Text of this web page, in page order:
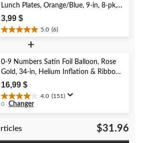
évaluations
Lunch Plates, Orange/Blue, 9-in, 8-pk,
for Birthday Party
3,99 $
5.0 (6)
5.0
5.
6
évaluations
+
0-9 Numbers Satin Foil Balloon, Rose
Gold, 34-in, Helium Inflation & Ribbon
Included for Birthday/Graduation/New
Year's Eve/Anniversary
16,99 $
4.0 (151)
4.0
étoile(s)
5.
151
0 Changer
$31.96